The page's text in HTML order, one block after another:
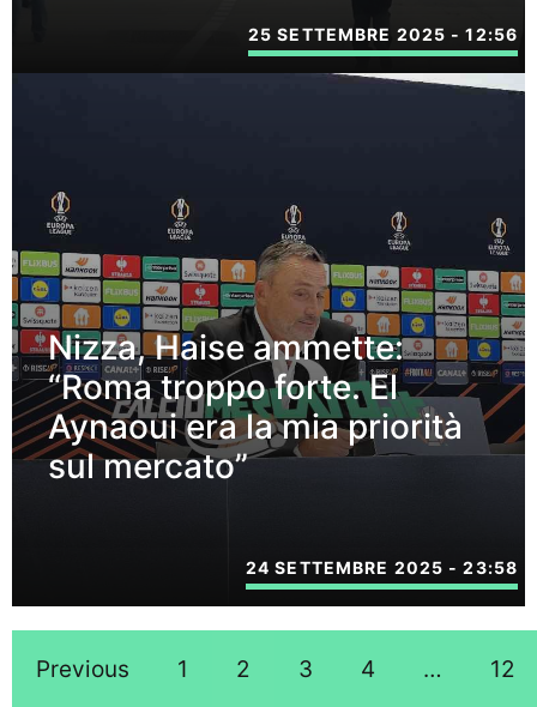
25 SETTEMBRE 2025 - 12:56
Nizza, Haise ammette:
“Roma troppo forte. El
Aynaoui era la mia priorità
sul mercato”
24 SETTEMBRE 2025 - 23:58
Previous 1 2 3 4 … 12